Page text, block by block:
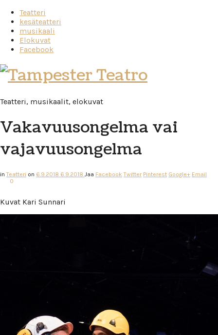
Teatteri
kesäteatteri
musikaali
Elokuvat
Facebook
Tampester
Teatro
Teatteri, musikaalit, elokuvat
Vakavuusongelma vai
vajavuusongelma
inTeatteri on 6.9.2018 6.9.2018 Jaa Facebook Twitter Pinterest Google+ Email
0
Kuvat Kari Sunnari